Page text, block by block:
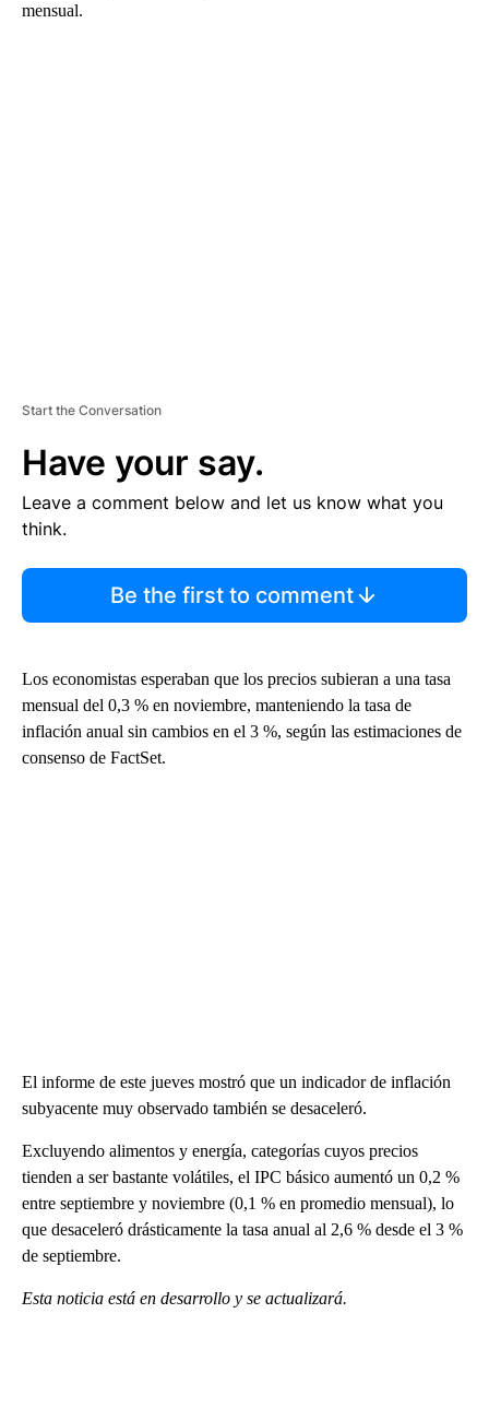
mensual.
Start the Conversation
Have your say.
Leave a comment below and let us know what you
think.
Be the first to comment
Los economistas esperaban que los precios subieran a una tasa
mensual del 0,3 % en noviembre, manteniendo la tasa de
inflación anual sin cambios en el 3 %, según las estimaciones de
consenso de FactSet.
El informe de este jueves mostró que un indicador de inflación
subyacente muy observado también se desaceleró.
Excluyendo alimentos y energía, categorías cuyos precios
tienden a ser bastante volátiles, el IPC básico aumentó un 0,2 %
entre septiembre y noviembre (0,1 % en promedio mensual), lo
que desaceleró drásticamente la tasa anual al 2,6 % desde el 3 %
de septiembre.
Esta noticia está en desarrollo y se actualizará.